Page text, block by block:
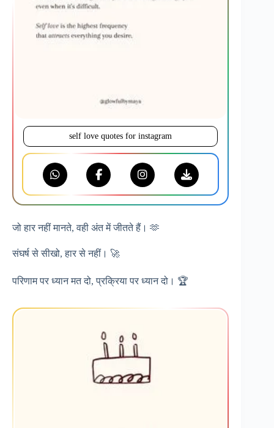
self love quotes for instagram
जो हार नहीं मानते, वही अंत में जीतते हैं। 🫶
संघर्ष से सीखो, हार से नहीं। 🚀
परिणाम पर ध्यान मत दो, प्रक्रिया पर ध्यान दो। 🏆